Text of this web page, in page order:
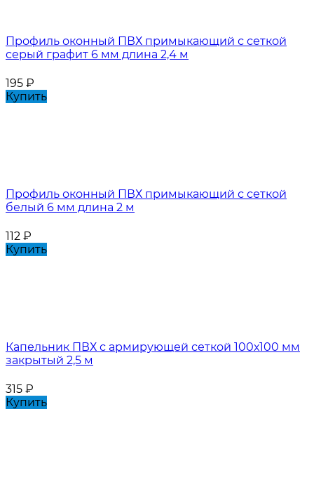
Профиль оконный ПВХ примыкающий с сеткой
серый графит 6 мм длина 2,4 м
195 ₽
Купить
Профиль оконный ПВХ примыкающий с сеткой
белый 6 мм длина 2 м
112 ₽
Купить
Капельник ПВХ с армирующей сеткой 100х100 мм
закрытый 2,5 м
315 ₽
Купить